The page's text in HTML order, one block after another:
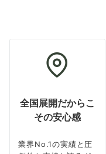
全国展開だからこ
その安心感
業界No.1の実績と圧